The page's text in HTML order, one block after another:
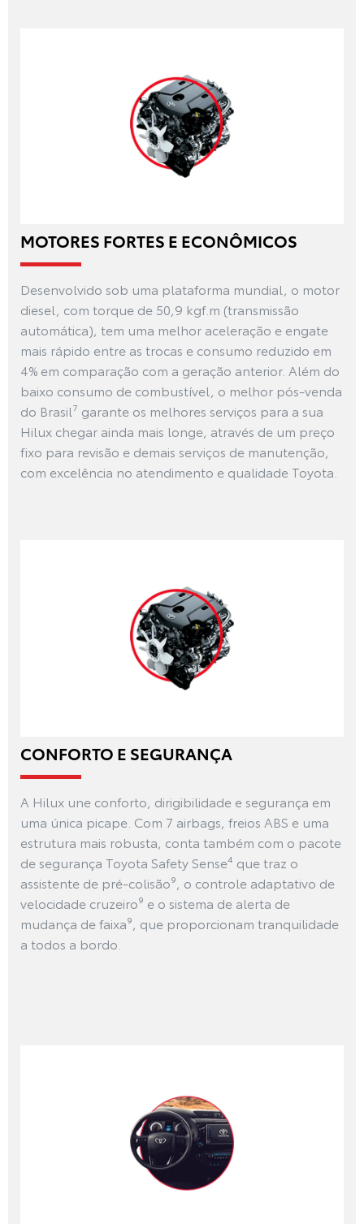
MOTORES FORTES E ECONÔMICOS
Desenvolvido sob uma plataforma mundial, o motor
diesel, com torque de 50,9 kgf.m (transmissão
automática), tem uma melhor aceleração e engate
mais rápido entre as trocas e consumo reduzido em
4% em comparação com a geração anterior. Além do
baixo consumo de combustível, o melhor pós-venda
do Brasil⁷ garante os melhores serviços para a sua
Hilux chegar ainda mais longe, através de um preço
fixo para revisão e demais serviços de manutenção,
com excelência no atendimento e qualidade Toyota.
CONFORTO E SEGURANÇA
A Hilux une conforto, dirigibilidade e segurança em
uma única picape. Com 7 airbags, freios ABS e uma
estrutura mais robusta, conta também com o pacote
de segurança Toyota Safety Sense⁴ que traz o
assistente de pré-colisão⁹, o controle adaptativo de
velocidade cruzeiro⁹ e o sistema de alerta de
mudança de faixa⁹, que proporcionam tranquilidade
a todos a bordo.